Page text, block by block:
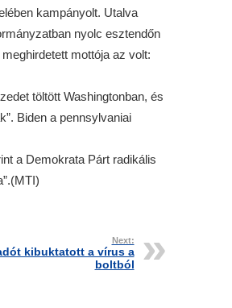
kampányolt. Utalva
nyolc esztendőn
mottója az volt:
töltött Washingtonban, és
Biden a pennsylvaniai
a Demokrata Párt radikális
Next:
kibuktatott a vírus a
boltból